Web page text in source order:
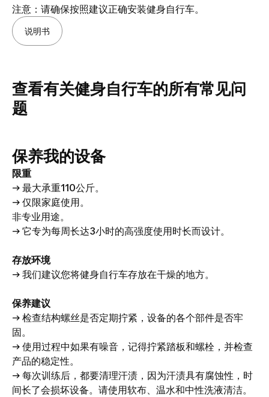
注意：请确保按照建议正确安装健身自行车。
说明书
椭圆机
100
查看有关健身自行车的所有常见问
题
保养我的设备
限重
→ 最大承重110公斤。
→ 仅限家庭使用。
非专业用途。
→ 它专为每周长达3小时的高强度使用时长而设计。
存放环境
→ 我们建议您将健身自行车存放在干燥的地方。
保养建议
→ 检查结构螺丝是否定期拧紧，设备的各个部件是否牢
固。
→ 使用过程中如果有噪音，记得拧紧踏板和螺栓，并检查
产品的稳定性。
→ 每次训练后，都要清理汗渍，因为汗渍具有腐蚀性，时
间长了会损坏设备。请使用软布、温水和中性洗液清洁。